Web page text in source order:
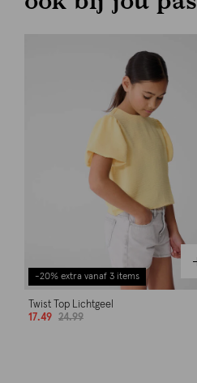
-20% extra vanaf 3 items
Twist Top Lichtgeel
17.49
24.99